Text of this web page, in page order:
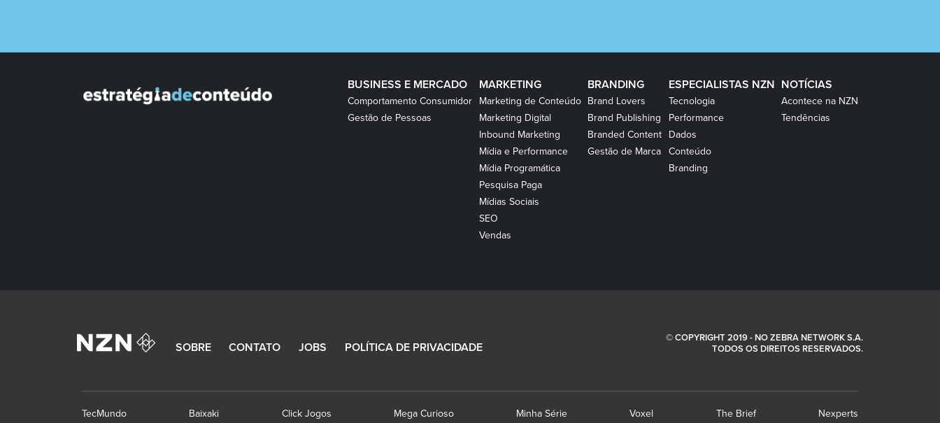
BUSINESS E MERCADO
Comportamento Consumidor
Gestão de Pessoas
MARKETING
Marketing de Conteúdo
Marketing Digital
Inbound Marketing
Mídia e Performance
Mídia Programática
Pesquisa Paga
Mídias Sociais
SEO
Vendas
BRANDING
Brand Lovers
Brand Publishing
Branded Content
Gestão de Marca
ESPECIALISTAS NZN
Tecnologia
Performance
Dados
Conteúdo
Branding
NOTÍCIAS
Acontece na NZN
Tendências
SOBRE CONTATO JOBS POLÍTICA DE PRIVACIDADE
© COPYRIGHT 2019 - NO ZEBRA NETWORK S.A.
TODOS OS DIREITOS RESERVADOS.
TecMundo Baixaki Click Jogos Mega Curioso Minha Série Voxel The Brief Nexperts